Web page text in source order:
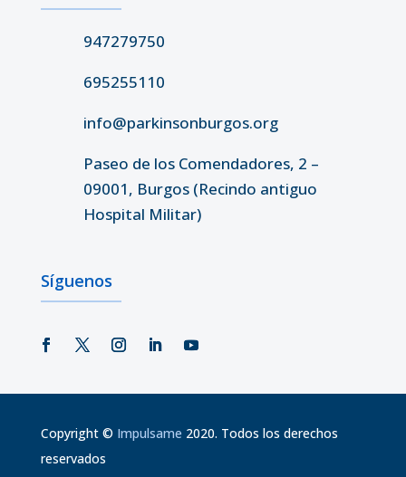
947279750
695255110
info@parkinsonburgos.org
Paseo de los Comendadores, 2 –
09001, Burgos (Recindo antiguo
Hospital Militar)
Síguenos
Copyright © Impulsame 2020. Todos los derechos
reservados